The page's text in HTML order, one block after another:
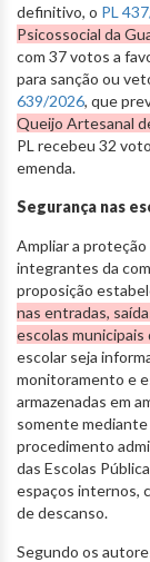
definitivo, o PL
Psicossocial da
com 37 votos a
para sanção ou
639/2026, que
Queijo Artesanal
PL recebeu 32
emenda.
Segurança nas
Ampliar a
integrantes da
proposição
nas entradas,
escolas municipais
escolar seja
monitoramento e
armazenadas em
somente
procedimento
das Escolas
espaços internos,
de descanso.
Segundo os